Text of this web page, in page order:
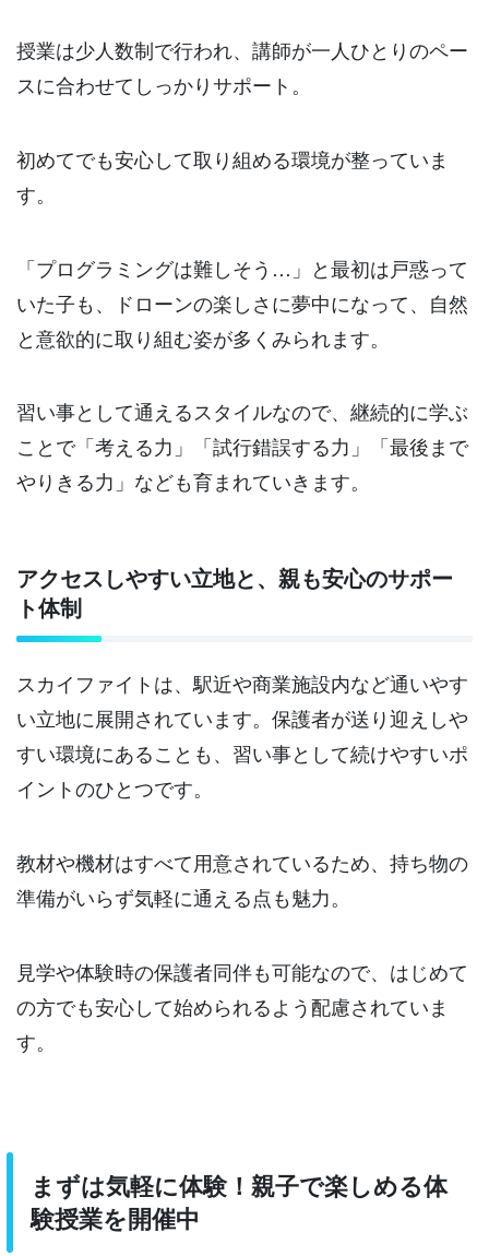
授業は少人数制で行われ、講師が一人ひとりのペー
スに合わせてしっかりサポート。
初めてでも安心して取り組める環境が整っていま
す。
「プログラミングは難しそう…」と最初は戸惑って
いた子も、ドローンの楽しさに夢中になって、自然
と意欲的に取り組む姿が多くみられます。
習い事として通えるスタイルなので、継続的に学ぶ
ことで「考える力」「試行錯誤する力」「最後まで
やりきる力」なども育まれていきます。
アクセスしやすい立地と、親も安心のサポー
ト体制
スカイファイトは、駅近や商業施設内など通いやす
い立地に展開されています。保護者が送り迎えしや
すい環境にあることも、習い事として続けやすいポ
イントのひとつです。
教材や機材はすべて用意されているため、持ち物の
準備がいらず気軽に通える点も魅力。
見学や体験時の保護者同伴も可能なので、はじめて
の方でも安心して始められるよう配慮されていま
す。
まずは気軽に体験！親子で楽しめる体
験授業を開催中